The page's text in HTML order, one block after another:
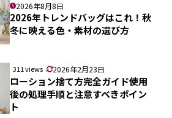
2026年8月8日
2026年トレンドバッグはこれ！秋
冬に映える色・素材の選び方
311 views 2026年2月23日
ローション捨て方完全ガイド使用
後の処理手順と注意すべきポイン
ト